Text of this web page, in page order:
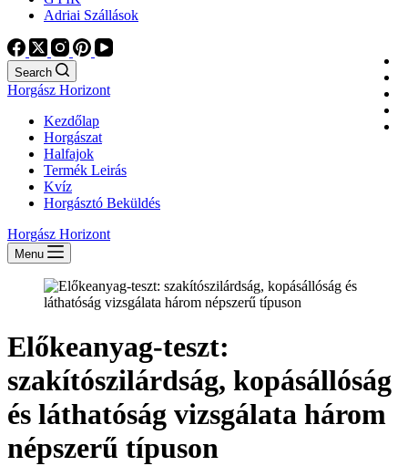
Adriai Szállások
Search
Horgász Horizont
Kezdőlap
Horgászat
Halfajok
Termék Leirás
Kvíz
Horgásztó Beküldés
Horgász Horizont
Menu
Előkeanyag-teszt:
szakítószilárdság, kopásállóság
és láthatóság vizsgálata három
népszerű típuson